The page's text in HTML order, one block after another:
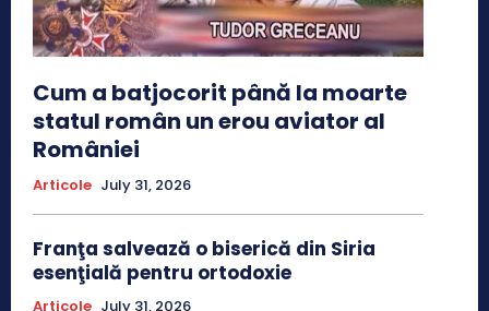
Cum a batjocorit până la moarte
statul român un erou aviator al
României
Articole July 31, 2026
Franţa salvează o biserică din Siria
esenţială pentru ortodoxie
Articole July 31, 2026